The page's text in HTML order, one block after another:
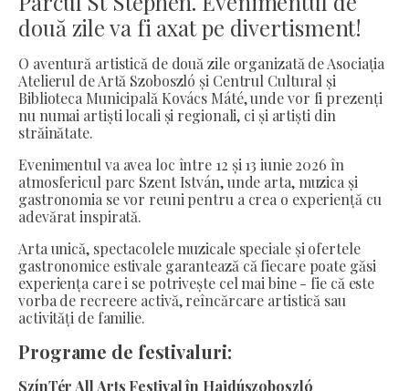
două zile va fi axat pe divertisment!
O aventură artistică de două zile organizată de Asociația
Atelierul de Artă Szoboszló și Centrul Cultural și
Biblioteca Municipală Kovács Máté, unde vor fi prezenți
nu numai artiști locali și regionali, ci și artiști din
străinătate.
Evenimentul va avea loc între 12 și 13 iunie 2026 în
atmosfericul parc Szent István, unde arta, muzica și
gastronomia se vor reuni pentru a crea o experiență cu
adevărat inspirată.
Arta unică, spectacolele muzicale speciale și ofertele
gastronomice estivale garantează că fiecare poate găsi
experiența care i se potrivește cel mai bine - fie că este
vorba de recreere activă, reîncărcare artistică sau
activități de familie.
Programe de festivaluri:
SzínTér All Arts Festival în Hajdúszoboszló